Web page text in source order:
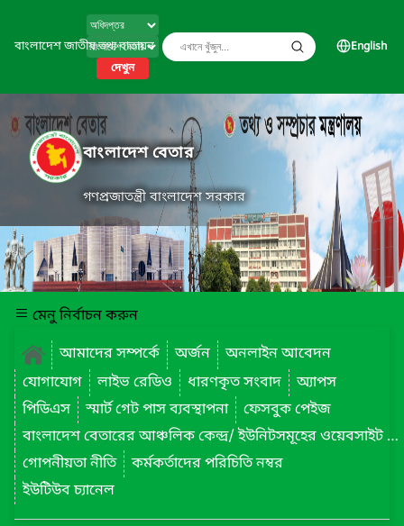
বাংলাদেশ জাতীয় তথ্য বাতায়ন
দেখুন
English
বাংলাদেশ বেতার
গণপ্রজাতন্ত্রী বাংলাদেশ সরকার
মেনু নির্বাচন করুন
আমাদের সম্পর্কে
অর্জন
অনলাইন আবেদন
যোগাযোগ
লাইভ রেডিও ধারণকৃত সংবাদ
অ্যাপস
পিডিএস
স্মার্ট গেট পাস ব্যবস্থাপনা
ফেসবুক পেইজ
বাংলাদেশ বেতারের আঞ্চলিক কেন্দ্র/ ইউনিটসমূহের ওয়েবসাইট লিংক
গোপনীয়তা নীতি
কর্মকর্তাদের পরিচিতি নম্বর
ইউটিউব চ্যানেল